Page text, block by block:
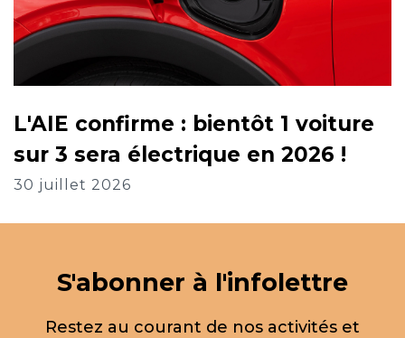
L'AIE confirme : bientôt 1 voiture
sur 3 sera électrique en 2026 !
30 juillet 2026
S'abonner à l'infolettre
Restez au courant de nos activités et